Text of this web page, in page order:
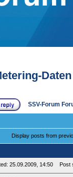
SSV-Forum
Display posts from
25.09.2009, 14:50 Post